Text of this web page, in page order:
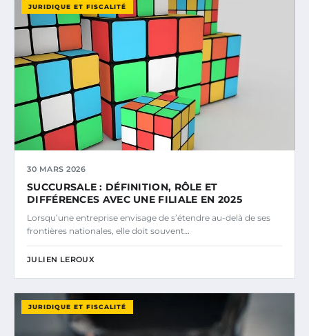
JURIDIQUE ET FISCALITÉ
30 MARS 2026
SUCCURSALE : DÉFINITION, RÔLE ET
DIFFÉRENCES AVEC UNE FILIALE EN 2025
Lorsqu’une entreprise envisage de s’étendre au-delà de ses
frontières nationales, elle doit souvent…
JULIEN LEROUX
JURIDIQUE ET FISCALITÉ